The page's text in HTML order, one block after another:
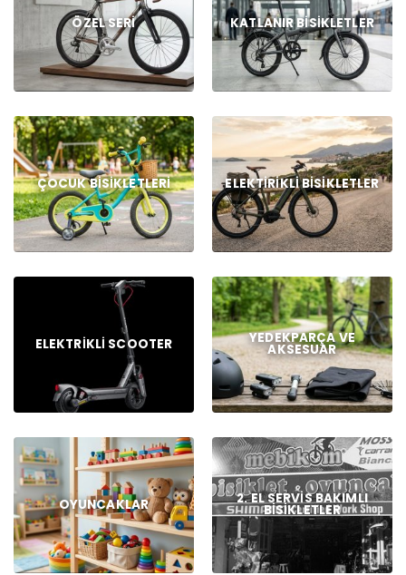
ÖZEL SERI KATLANIR BISIKLETLER
ÇOCUK BISIKLETLERI ELEKTIRIKLI BISIKLETLER
ELEKTRIKLI SCOOTER YEDEKPARÇA VE
AKSESUAR
OYUNCAKLAR 2. EL SERVIS BAKIMLI
BISIKLETLER